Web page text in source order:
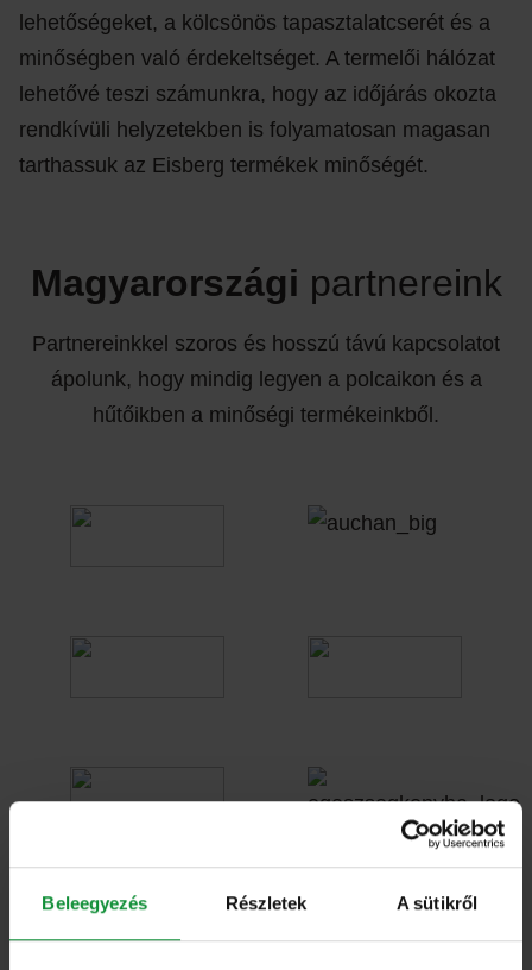
Beleegyezés Részletek A sütikről
lehetőségeket, a kölcsönös tapasztalatcserét és a
minőségben való érdekeltséget. A termelői hálózat
lehetővé teszi számunkra, hogy az időjárás okozta
rendkívüli helyzetekben is folyamatosan magasan
tarthassuk az Eisberg termékek minőségét.
Magyarországi partnereink
Partnereinkkel szoros és hosszú távú kapcsolatot
ápolunk, hogy mindig legyen a polcaikon és a
hűtőikben a minőségi termékeinkből.